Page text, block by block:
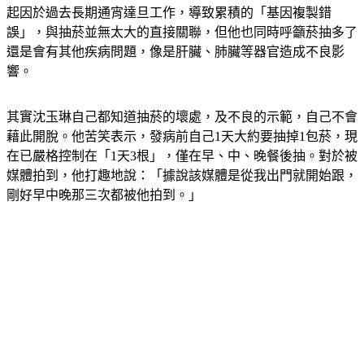
起因於過去長期通宵達旦工作，導致累積的「基因複製錯
誤」，與抽菸並無太大的直接關聯，但他也同時呼籲菸抽多了
還是會有其他疾病問題，像是肝臟、肺臟等器官造成不良影
響。
其實沈玉琳自己都知道抽菸的壞處，及不良的示範，自己不會
藉此開脫。他苦笑表示，發病前自己1天大約要抽掉1包菸，現
在已嚴格控制在「1天3根」，僅在早、中、晚餐後抽。對於被
媒體拍到，他打趣地說：「據說該媒體是從我出門就開始跟，
剛好早中晚那三次都被他拍到。」